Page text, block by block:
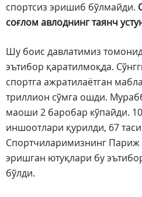
спортсиз эришиб бўлмайди.
соғлом авлоднинг таянч
Шу боис давлатимиз
эътибор қаратилмоқда.
спортга ажратилаётган
триллион сўмга ошди.
маоши 2 баробар кўпайди.
иншоотлари қурилди, 67
Спортчиларимизнинг
эришган ютуқлари бу
бўлди.